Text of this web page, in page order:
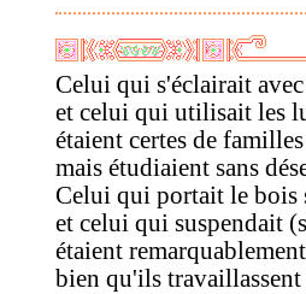
Celui qui s'éclairait
et celui qui utilisait les
étaient certes de
mais étudiaient sans
Celui qui portait le bois
et celui qui suspendait
étaient
bien qu'ils travaillassent